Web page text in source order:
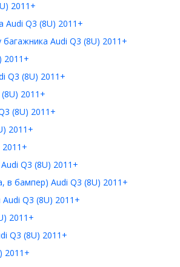
2011+
Audi Q3 (8U) 2011+
Audi Q3 (8U) 2011+
2011+
Q3 (8U) 2011+
2011+
(8U) 2011+
2011+
2011+
Q3 (8U) 2011+
в бампер) Audi Q3 (8U) 2011+
Q3 (8U) 2011+
2011+
Q3 (8U) 2011+
2011+